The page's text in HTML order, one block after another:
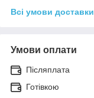
Всі умови доставки
Умови оплати
Післяплата
Готівкою